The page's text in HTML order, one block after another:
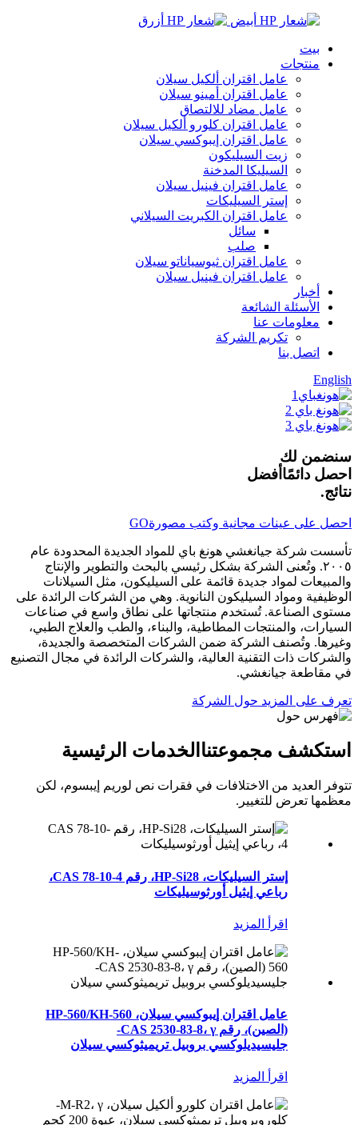
بيت
منتجات
عامل اقتران ألكيل سيلان
عامل اقتران أمينو سيلان
عامل مضاد للالتصاق
عامل اقتران كلورو ألكيل سيلان
عامل اقتران إيبوكسي سيلان
زيت السيليكون
السيليكا المدخنة
عامل اقتران فينيل سيلان
إستر السيليكات
عامل اقتران الكبريت السيلاني
سائل
صلب
عامل اقتران ثيوسياناتو سيلان
عامل اقتران فينيل سيلان
أخبار
الأسئلة الشائعة
معلومات عنا
تكريم الشركة
اتصل بنا
English
سنضمن لك
احصل دائمًا أفضل
نتائج.
احصل على عينات مجانية وكتب مصورةGO
تأسست شركة جيانغشي هونغ باي للمواد الجديدة المحدودة عام
٢٠٠٥. وتُعنى الشركة بشكل رئيسي بالبحث والتطوير والإنتاج
والمبيعات لمواد جديدة قائمة على السيليكون، مثل السيلانات
الوظيفية ومواد السيليكون النانوية. وهي من الشركات الرائدة على
مستوى الصناعة. تُستخدم منتجاتها على نطاق واسع في صناعات
السيارات، والمنتجات المطاطية، والبناء، والطب والعلاج الطبي،
وغيرها. وتُصنف الشركة ضمن الشركات المتخصصة والجديدة،
والشركات ذات التقنية العالية، والشركات الرائدة في مجال التصنيع
في مقاطعة جيانغشي.
تعرف على المزيد حول الشركة
استكشف مجموعتنا الخدمات الرئيسية
تتوفر العديد من الاختلافات في فقرات نص لوريم إيبسوم، لكن
معظمها تعرض للتغيير.
إستر السيليكات، HP-Si28، رقم CAS 78-10-4،
رباعي إيثيل أورثوسيليكات
اقرأ المزيد
عامل اقتران إيبوكسي سيلان، HP-560/KH-560
(الصين)، رقم CAS 2530-83-8، γ-
جليسيديلوكسي بروبيل تريميثوكسي سيلان
اقرأ المزيد